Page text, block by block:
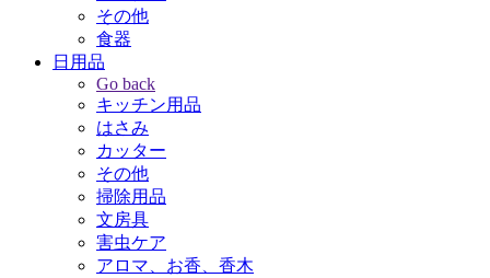
その他
食器
日用品
Go back
キッチン用品
はさみ
カッター
その他
掃除用品
文房具
害虫ケア
アロマ、お香、香木